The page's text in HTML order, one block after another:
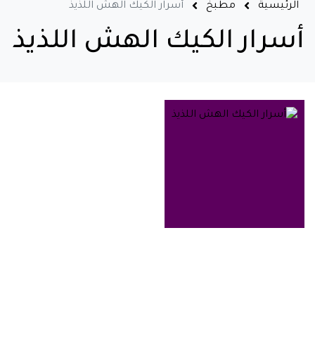
الرئيسية مطبخ أسرار الكيك الهش اللذيذ
أسرار الكيك الهش اللذيذ